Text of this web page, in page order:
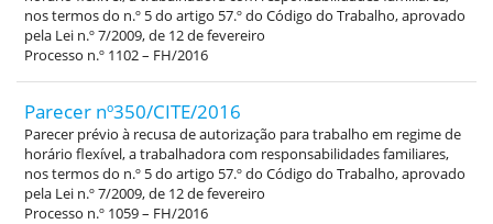
nos termos do n.º 5 do artigo 57.º do Código do Trabalho, aprovado
pela Lei n.º 7/2009, de 12 de fevereiro
Processo n.º 1102 – FH/2016
Parecer nº350/CITE/2016
Parecer prévio à recusa de autorização para trabalho em regime de
horário flexível, a trabalhadora com responsabilidades familiares,
nos termos do n.º 5 do artigo 57.º do Código do Trabalho, aprovado
pela Lei n.º 7/2009, de 12 de fevereiro
Processo n.º 1059 – FH/2016